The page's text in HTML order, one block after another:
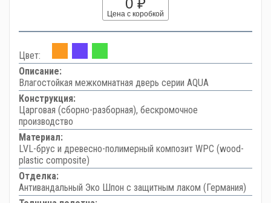
0 ₽
Цена с коробкой
Цвет:
Описание:
Влагостойкая межкомнатная дверь серии AQUA
Конструкция:
Царговая (сборно-разборная), бескромочное
производство
Материал:
LVL-брус и древесно-полимерный композит WPC (wood-
plastic composite)
Отделка:
Антивандальный Эко Шпон с защитным лаком (Германия)